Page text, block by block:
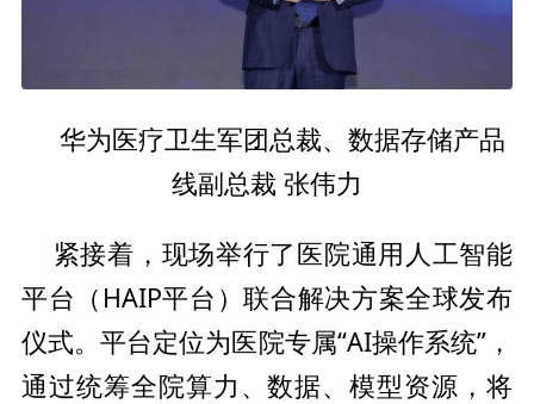
华为医疗卫生军团总裁、数据存储产品
线副总裁 张伟力
紧接着，现场举行了医院通用人工智能
平台（HAIP平台）联合解决方案全球发布
仪式。平台定位为医院专属“AI操作系统”，
通过统筹全院算力、数据、模型资源，将